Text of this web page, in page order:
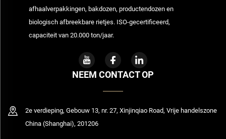
afhaalverpakkingen, bakdozen, productendozen en
biologisch afbreekbare rietjes. ISO-gecertificeerd,
capaciteit van 20.000 ton/jaar.
NEEM CONTACT OP
2e verdieping, Gebouw 13, nr. 27, Xinjinqiao Road, Vrije handelszone
China (Shanghai), 201206